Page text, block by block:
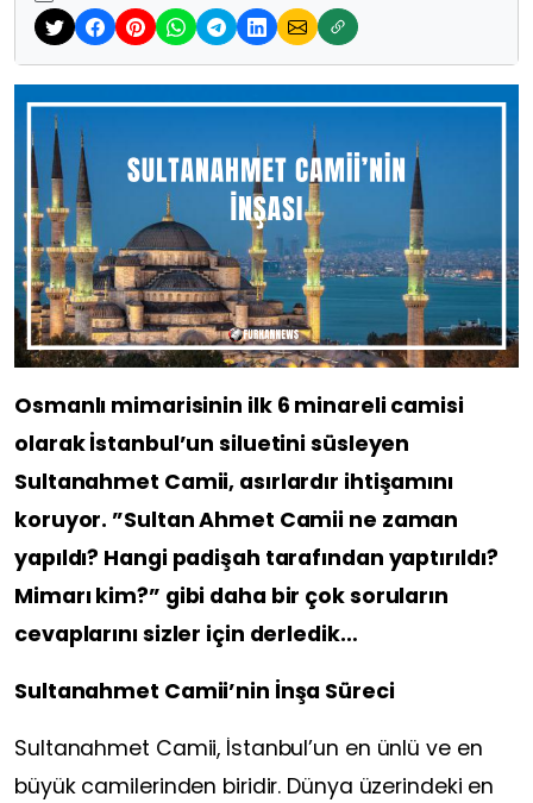
Osmanlı mimarisinin ilk 6 minareli camisi
olarak İstanbul’un siluetini süsleyen
Sultanahmet Camii, asırlardır ihtişamını
koruyor. ”Sultan Ahmet Camii ne zaman
yapıldı? Hangi padişah tarafından yaptırıldı?
Mimarı kim?” gibi daha bir çok soruların
cevaplarını sizler için derledik…
Sultanahmet Camii’nin İnşa Süreci
Sultanahmet Camii, İstanbul’un en ünlü ve en
büyük camilerinden biridir. Dünya üzerindeki en